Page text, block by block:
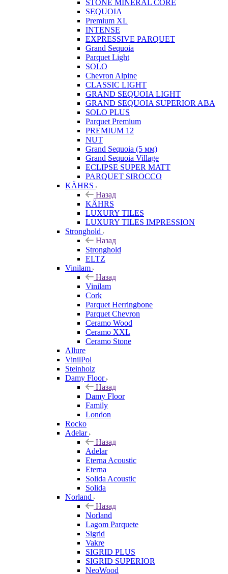
STONE MINERAL CORE
SEQUOIA
Premium XL
INTENSE
EXPRESSIVE PARQUET
Grand Sequoia
Parquet Light
SOLO
Chevron Alpine
CLASSIC LIGHT
GRAND SEQUOIA LIGHT
GRAND SEQUOIA SUPERIOR ABA
SOLO PLUS
Parquet Premium
PREMIUM 12
NUT
Grand Sequoia (5 мм)
Grand Sequoia Village
ECLIPSE SUPER MATT
PARQUET SIROCCO
KÄHRS
Назад
KÄHRS
LUXURY TILES
LUXURY TILES IMPRESSION
Stronghold
Назад
Stronghold
ELTZ
Vinilam
Назад
Vinilam
Cork
Parquet Herringbone
Parquet Chevron
Ceramo Wood
Ceramo XXL
Ceramo Stone
Allure
VinilPol
Steinholz
Damy Floor
Назад
Damy Floor
Family
London
Rocko
Adelar
Назад
Adelar
Eterna Acoustic
Eterna
Solida Acoustic
Solida
Norland
Назад
Norland
Lagom Parquete
Sigrid
Vakre
SIGRID PLUS
SIGRID SUPERIOR
NeoWood